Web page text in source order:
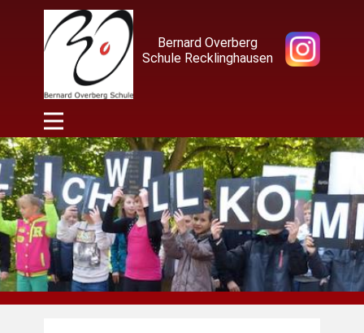
Bernard Overberg
Schule Recklinghausen